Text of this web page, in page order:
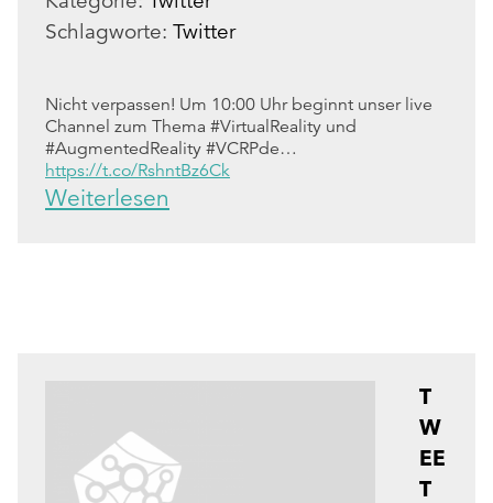
Schlagworte: Twitter
Nicht verpassen! Um 10:00 Uhr beginnt unser live
Channel zum Thema #VirtualReality und
#AugmentedReality #VCRPde…
https://t.co/RshntBz6Ck
Weiterlesen
T
W
EE
T